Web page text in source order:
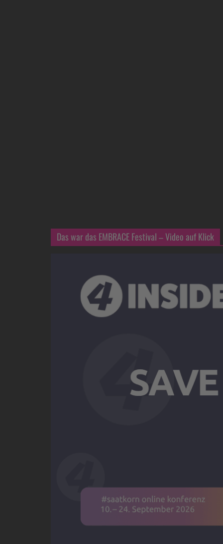
Das war das EMBRACE Festival – Video auf Klick